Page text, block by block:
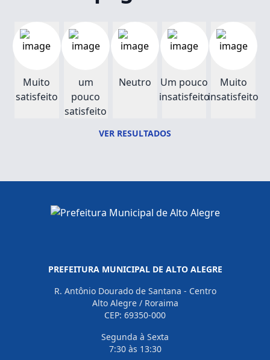
Muito
satisfeito
um
pouco
satisfeito
Neutro
Um pouco
insatisfeito
Muito
insatisfeito
VER RESULTADOS
PREFEITURA MUNICIPAL DE ALTO ALEGRE
R. Antônio Dourado de Santana - Centro
Alto Alegre / Roraima
CEP: 69350-000
Segunda à Sexta
7:30 às 13:30